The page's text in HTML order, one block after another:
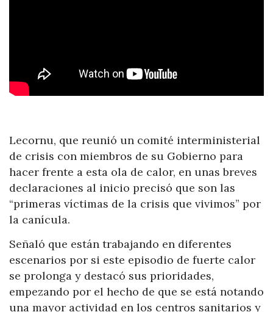
Lecornu, que reunió un comité interministerial
de crisis con miembros de su Gobierno para
hacer frente a esta ola de calor, en unas breves
declaraciones al inicio precisó que son las
“primeras víctimas de la crisis que vivimos” por
la canícula.
Señaló que están trabajando en diferentes
escenarios por si este episodio de fuerte calor
se prolonga y destacó sus prioridades,
empezando por el hecho de que se está notando
una mayor actividad en los centros sanitarios y